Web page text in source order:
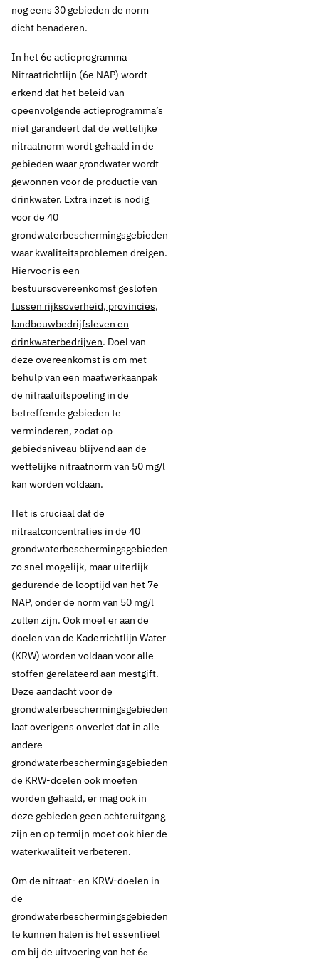
Tweede Kamer
spreekt met experts
en
belangenorganisaties
over 6e
actieprogramma
Nitraatrichtlijn
16 januari 2018 Nieuws
nog eens 30 gebieden de norm
dicht benaderen.
In het 6e actieprogramma
Nitraatrichtlijn (6e NAP) wordt
erkend dat het beleid van
opeenvolgende actieprogramma’s
niet garandeert dat de wettelijke
nitraatnorm wordt gehaald in de
gebieden waar grondwater wordt
gewonnen voor de productie van
drinkwater. Extra inzet is nodig
voor de 40
grondwaterbeschermingsgebieden
waar kwaliteitsproblemen dreigen.
Hiervoor is een
bestuursovereenkomst gesloten
tussen rijksoverheid, provincies,
landbouwbedrijfsleven en
drinkwaterbedrijven. Doel van
deze overeenkomst is om met
behulp van een maatwerkaanpak
de nitraatuitspoeling in de
betreffende gebieden te
verminderen, zodat op
gebiedsniveau blijvend aan de
wettelijke nitraatnorm van 50 mg/l
kan worden voldaan.
Het is cruciaal dat de
nitraatconcentraties in de 40
grondwaterbeschermingsgebieden
zo snel mogelijk, maar uiterlijk
gedurende de looptijd van het 7e
NAP, onder de norm van 50 mg/l
zullen zijn. Ook moet er aan de
doelen van de Kaderrichtlijn Water
(KRW) worden voldaan voor alle
stoffen gerelateerd aan mestgift.
Deze aandacht voor de
grondwaterbeschermingsgebieden
laat overigens onverlet dat in alle
andere
grondwaterbeschermingsgebieden
de KRW-doelen ook moeten
worden gehaald, er mag ook in
deze gebieden geen achteruitgang
zijn en op termijn moet ook hier de
waterkwaliteit verbeteren.
Om de nitraat- en KRW-doelen in
de
grondwaterbeschermingsgebieden
te kunnen halen is het essentieel
om bij de uitvoering van het 6e